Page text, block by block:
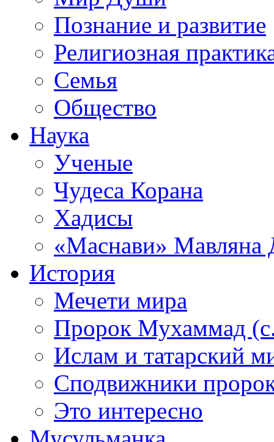
Познание и развитие
Религиозная
Семья
Общество
Наука
Ученые
Чудеса Корана
Хадисы
«Маснави» Мавляна
История
Мечети мира
Пророк Мухаммад
Ислам и татарский
Сподвижники
Это интересно